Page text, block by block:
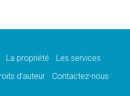
Parolin
La propriété
Les services
d’auteur Contactez-nous